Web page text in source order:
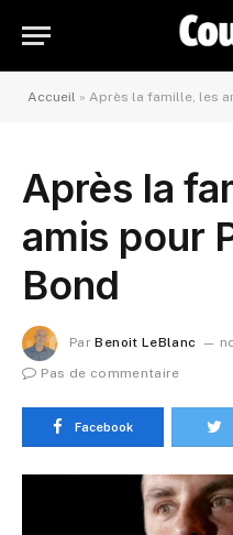
Accueil » Après la famille, les
Après la
amis pour
Bond
Par Benoit LeBlanc
Pas de commentaire
Facebook